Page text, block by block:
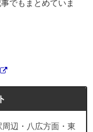
でもまとめていま
辺・八広方面・東